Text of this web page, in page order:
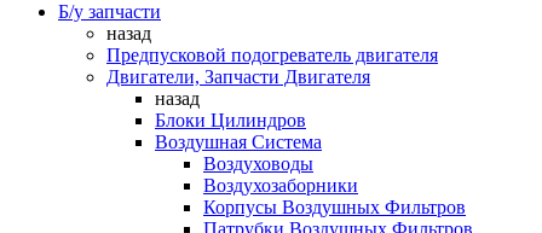
Б/у запчасти
назад
Предпусковой подогреватель двигателя
Двигатели, Запчасти Двигателя
назад
Блоки Цилиндров
Воздушная Система
Воздуховоды
Воздухозаборники
Корпусы Воздушных Фильтров
Патрубки Воздушных Фильтров